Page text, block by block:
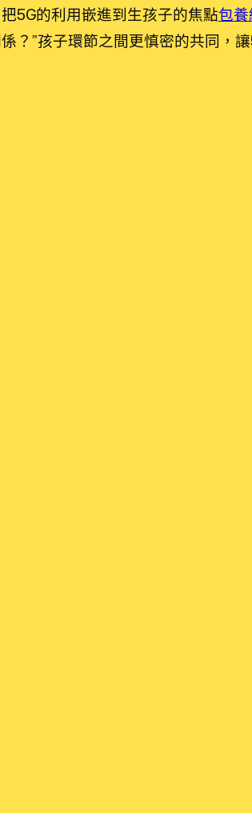
5G的利用嵌進到生孩子的焦點包養
？”孩子環節之間更慎密的共同，